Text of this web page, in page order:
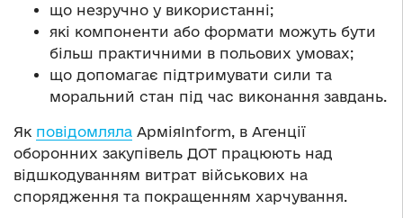
що незручно у використанні;
які компоненти або формати можуть бути
більш практичними в польових умовах;
що допомагає підтримувати сили та
моральний стан під час виконання завдань.
Як повідомляла АрміяInform, в Агенції
оборонних закупівель ДОТ працюють над
відшкодуванням витрат військових на
спорядження та покращенням харчування.